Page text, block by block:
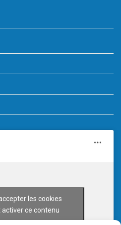
les cookies
ce contenu